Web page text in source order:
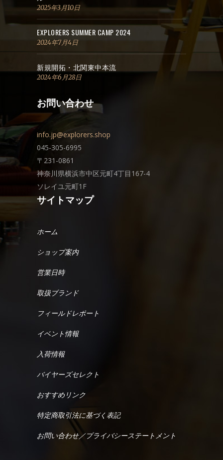
2025年3月10日
EXPLORERS SUMMER CAMP 2024
2024年7月4日
新規開拓・北関東中本流
2024年6月28日
お問い合わせ
info.jp@explorers.shop
045-305-6995
〒231-0861
神奈川県横浜市中区元町4丁目167-4
ソレイユ元町1F
サイトマップ
ホーム
ショップ案内
営業日時
取扱ブランド
フィールドレポート
イベント情報
入荷情報
バイヤーズセレクト
おすすめリンク
特定商取引法に基づく表記
お問い合わせ／プライバシーステートメント